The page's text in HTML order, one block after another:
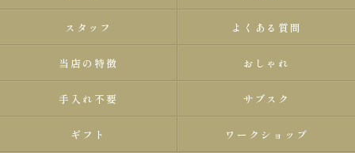
スタッフ よくある質問
当店の特徴 おしゃれ
手入れ不要 サブスク
ギフト ワークショップ